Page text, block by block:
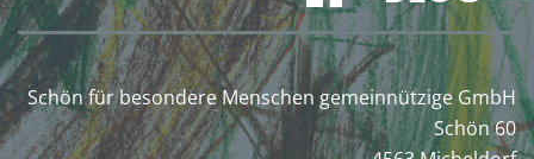
Schön für besondere Menschen gemeinnützige GmbH
Schön 60